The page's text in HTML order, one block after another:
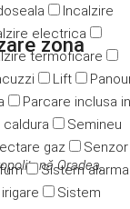
Incalzire
electrica
termoficare
Lift
Parcare inclusa in
Semineu
gaz
Senzor
Sistem alarma
Sistem
zona
Oradea,